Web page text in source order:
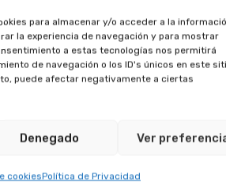
para almacenar y/o acceder a la
la experiencia de navegación y para mostrar
a estas tecnologías nos permitirá
de navegación o los ID's únicos en este
puede afectar negativamente a ciertas
Denegado Ver
cookiesPolítica de Privacidad
así que no puede
ya que ambos están
y la propiedad.
por